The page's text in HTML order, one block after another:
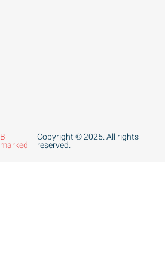
B
marked
Copyright © 2025. All rights
reserved.